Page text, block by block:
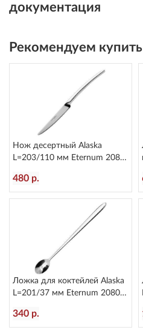
документация
Рекомендуем купить
Нож десертный Alaska
L=203/110 мм Eternum 2080-
480 р.
Ложка для коктейлей Alaska
L=201/37 мм Eternum 2080-
340 р.